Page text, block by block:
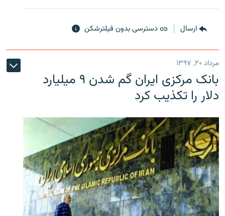
ارسال دسترسی بدون فیلترشکن
مرداد ۲۰, ۱۳۹۷
بانک مرکزی ایران گم شدن ۹ میلیارد
دلار را تکذیب کرد